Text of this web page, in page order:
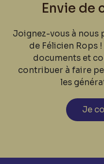
Envie de
Joignez-vous à nous
de Félicien Rops
documents et
contribuer à faire
les
Je